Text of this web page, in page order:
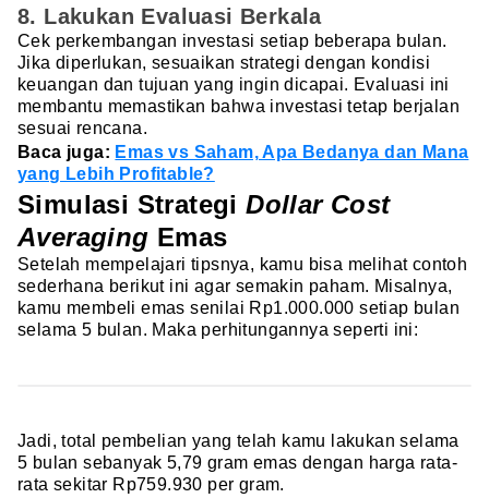
8. Lakukan Evaluasi Berkala
Cek perkembangan investasi setiap beberapa bulan.
Jika diperlukan, sesuaikan strategi dengan kondisi
keuangan dan tujuan yang ingin dicapai. Evaluasi ini
membantu memastikan bahwa investasi tetap berjalan
sesuai rencana.
Baca juga: Emas vs Saham, Apa Bedanya dan Mana
yang Lebih Profitable?
Simulasi StrategiDollar Cost
Averaging Emas
Setelah mempelajari tipsnya, kamu bisa melihat contoh
sederhana berikut ini agar semakin paham. Misalnya,
kamu membeli emas senilai Rp1.000.000 setiap bulan
selama 5 bulan. Maka perhitungannya seperti ini:
Jadi, total pembelian yang telah kamu lakukan selama
5 bulan sebanyak 5,79 gram emas dengan harga rata-
rata sekitar Rp759.930 per gram.